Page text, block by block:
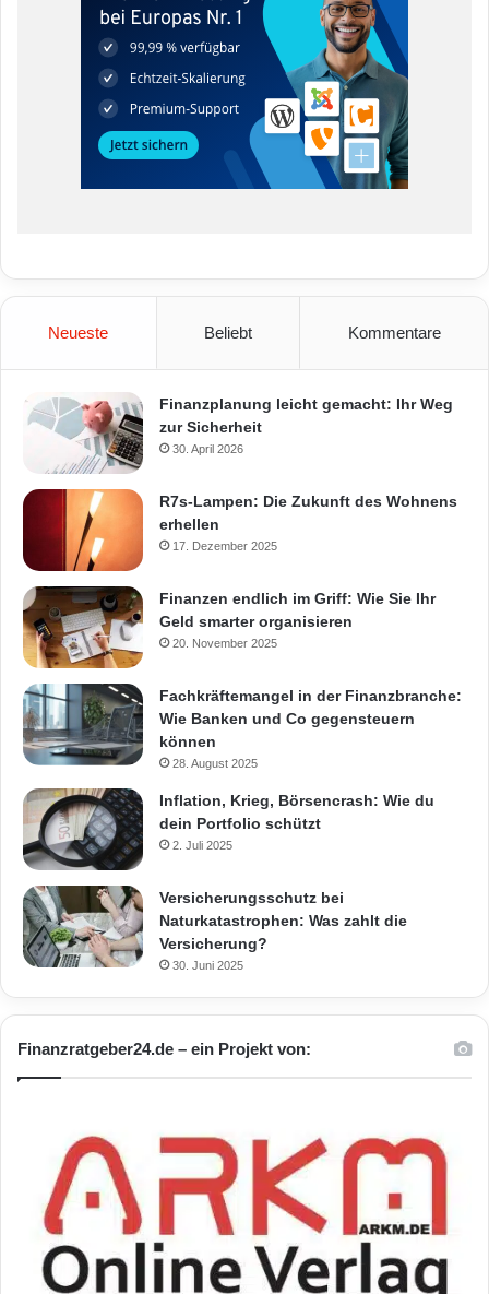
Neueste Beliebt Kommentare
Finanzplanung leicht gemacht: Ihr Weg
zur Sicherheit
30. April 2026
R7s-Lampen: Die Zukunft des Wohnens
erhellen
17. Dezember 2025
Finanzen endlich im Griff: Wie Sie Ihr
Geld smarter organisieren
20. November 2025
Fachkräftemangel in der Finanzbranche:
Wie Banken und Co gegensteuern
können
28. August 2025
Inflation, Krieg, Börsencrash: Wie du
dein Portfolio schützt
2. Juli 2025
Versicherungsschutz bei
Naturkatastrophen: Was zahlt die
Versicherung?
30. Juni 2025
Finanzratgeber24.de – ein Projekt von: